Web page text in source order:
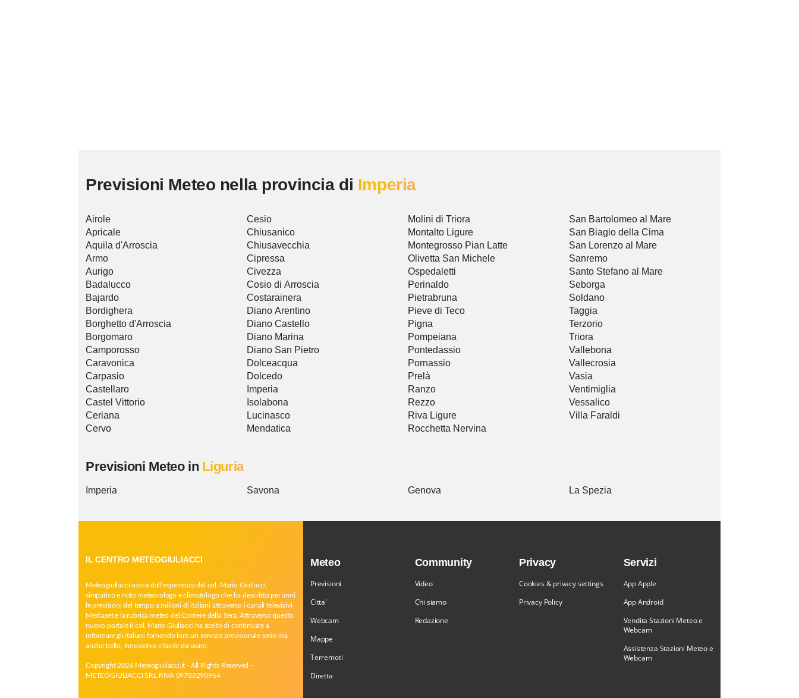
Previsioni Meteo nella provincia di Imperia
Airole
Apricale
Aquila d'Arroscia
Armo
Aurigo
Badalucco
Bajardo
Bordighera
Borghetto d'Arroscia
Borgomaro
Camporosso
Caravonica
Carpasio
Castellaro
Castel Vittorio
Ceriana
Cervo
Cesio
Chiusanico
Chiusavecchia
Cipressa
Civezza
Cosio di Arroscia
Costarainera
Diano Arentino
Diano Castello
Diano Marina
Diano San Pietro
Dolceacqua
Dolcedo
Imperia
Isolabona
Lucinasco
Mendatica
Molini di Triora
Montalto Ligure
Montegrosso Pian Latte
Olivetta San Michele
Ospedaletti
Perinaldo
Pietrabruna
Pieve di Teco
Pigna
Pompeiana
Pontedassio
Pornassio
Prelà
Ranzo
Rezzo
Riva Ligure
Rocchetta Nervina
San Bartolomeo al Mare
San Biagio della Cima
San Lorenzo al Mare
Sanremo
Santo Stefano al Mare
Seborga
Soldano
Taggia
Terzorio
Triora
Vallebona
Vallecrosia
Vasia
Ventimiglia
Vessalico
Villa Faraldi
Previsioni Meteo in Liguria
Imperia Savona Genova La Spezia
IL CENTRO METEOGIULIACCI
Meteogiuliacci nasce dall’esperienza del col. Mario Giuliacci,
simpatico e noto meteorologo e climatologo che ha descritto per anni
le previsioni del tempo a milioni di italiani attraverso i canali televisivi
Mediaset e la rubrica meteo del Corriere della Sera. Attraverso questo
nuovo portale il col. Mario Giuliacci ha scelto di continuare a
informare gli italiani fornendo loro un servizio previsionale serio ma
anche bello, innovativo e facile da usare.
Copyright 2026 Meteogiuliacci.it - All Rights Reserved -
METEOGIULIACCI SRL P.IVA 09788290964
Meteo
Previsioni
Citta'
Webcam
Mappe
Terremoti
Diretta
Community
Video
Chi siamo
Redazione
Privacy
Cookies & privacy settings
Privacy Policy
Servizi
App Apple
App Android
Vendita Stazioni Meteo e
Webcam
Assistenza Stazioni Meteo e
Webcam